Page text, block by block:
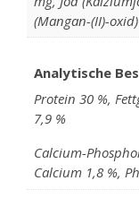
(Mangan-(II)-
Analytische
Protein 30 %,
7,9 %
Calcium-
Calcium 1,8 %,